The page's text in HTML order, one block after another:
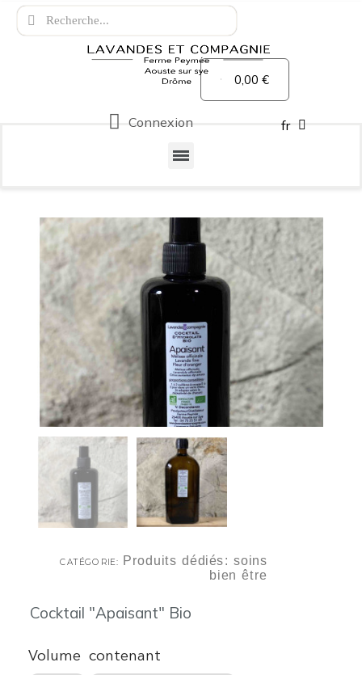
Connexion
0,00 €
fr
CATÉGORIE Produits dédiés: soins
bien être
Cocktail "Apaisant" Bio
Volume contenant